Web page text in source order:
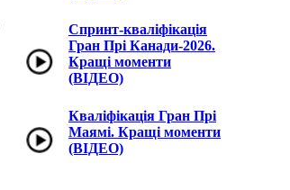
Спринт-кваліфікація
Гран Прі Канади-2026.
Кращі моменти
(ВІДЕО)
Кваліфікація Гран Прі
Маямі. Кращі моменти
(ВІДЕО)